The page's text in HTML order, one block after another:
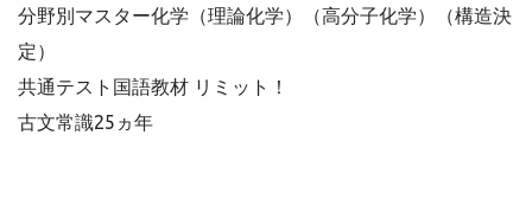
分野別マスター化学（理論化学）（高分子化学）（構造決
定）
共通テスト国語教材 リミット！
古文常識25ヵ年